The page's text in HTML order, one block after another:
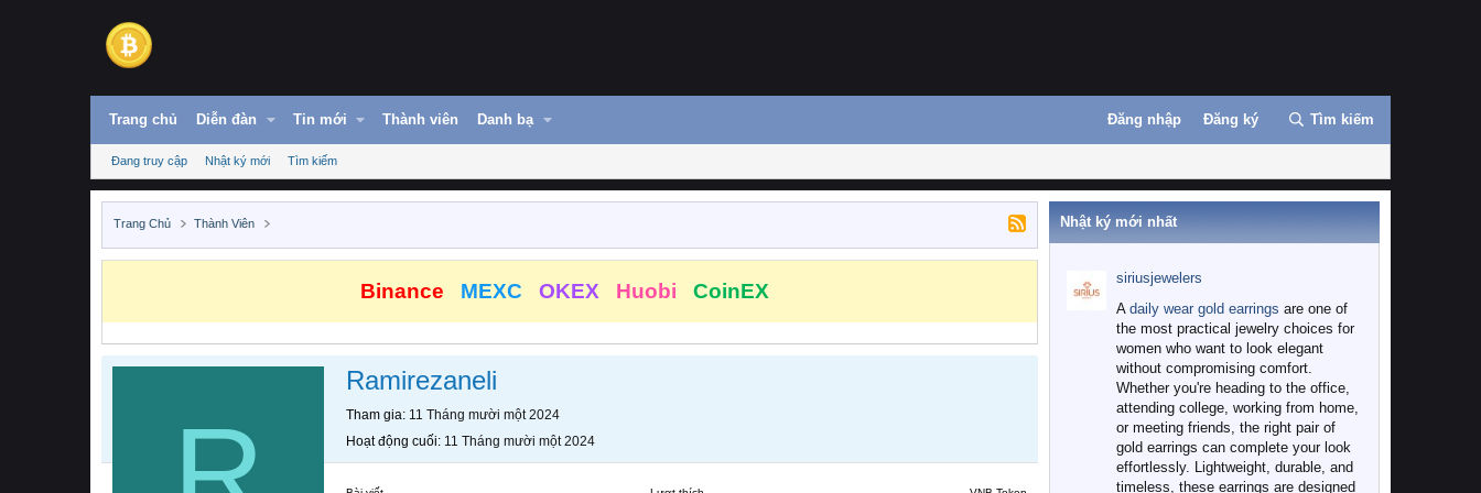
Trang chủ Diễn đàn Tin mới Thành viên Danh bạ Đăng nhập Đăng ký Tìm kiếm
Đang truy cập Nhật ký mới Tìm kiếm
Trang Chủ Thành Viên
Binance MEXC OKEX Huobi CoinEX
Ramirezaneli
Tham gia 11 Tháng mười một 2024
Hoạt động cuối 11 Tháng mười một 2024
Nhật ký mới nhất
siriusjewelers
A daily wear gold earrings are one of
the most practical jewelry choices for
women who want to look elegant
without compromising comfort.
Whether you're heading to the office,
attending college, working from home,
or meeting friends, the right pair of
gold earrings can complete your look
effortlessly. Lightweight, durable, and
timeless, these earrings are designed